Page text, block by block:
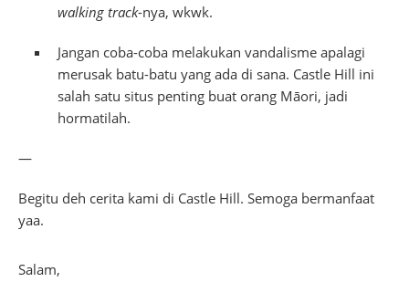
walking track-nya, wkwk.
Jangan coba-coba melakukan vandalisme apalagi
merusak batu-batu yang ada di sana. Castle Hill ini
salah satu situs penting buat orang Māori, jadi
hormatilah.
—
Begitu deh cerita kami di Castle Hill. Semoga bermanfaat
yaa.
Salam,